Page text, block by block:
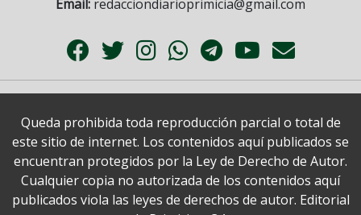
Email: redacciondiarioprimicia@gmail.com
Queda prohibida toda reproducción parcial o total de
este sitio de internet. Los contenidos aquí publicados se
encuentran protegidos por la Ley de Derecho de Autor.
Cualquier copia no autorizada de los contenidos aquí
publicados viola las leyes de derechos de autor. Editorial